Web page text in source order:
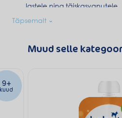
lastele ning täiskasvanutele.
Mugav pehme kaasaegne
päevas, sammhaaval
Ärge jätke lapsi söömise ajal
soojendada mikrolaineahjus, ei
tarvitamist soovitame pakendit
Täpsemalt
Muud selle
9+
kuud